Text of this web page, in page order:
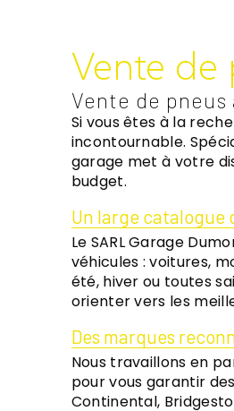
Vente de
Vente de pneus
Si vous êtes à la
incontournable.
garage met à votre
budget.
Un large catalogue
Le SARL Garage
véhicules : voitures,
été, hiver ou toutes
orienter vers les
Des marques
Nous travaillons en
pour vous garantir
Continental,